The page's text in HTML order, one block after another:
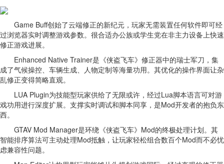
Game Buff创始了云端修正的新纪元，玩家无需装置任何软件即可经
过浏览器实时调整游戏参数。很合适办公族或学生党在非主力设备上快速
修正游戏进展。
Enhanced Native Trainer是《侠盗飞车》修正器中的瑞士军刀，集
成了气候操控、车辆生成、人物定制等海量功用。其优化的操作界面让杂
乱修正变得简略直观。
LUA Plugin为技能型玩家供给了无限或许，经过Lua脚本语言可对游
戏功用进行深度扩展。支撑实时调试和脚本同享，是Mod开发者的抱负东
西。
GTAV Mod Manager是环绕《侠盗飞车》Mod的终极处理计划。其
智能排序算法可主动处理Mod抵触，让玩家轻松组合数百个Mod而不必忧
虑兼容性问题。